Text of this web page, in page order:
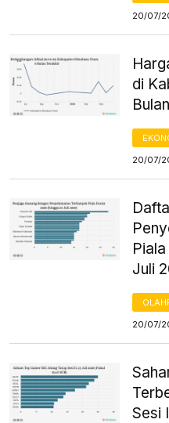
20/07/
di
20/07/
Juli
20/07/
Sesi